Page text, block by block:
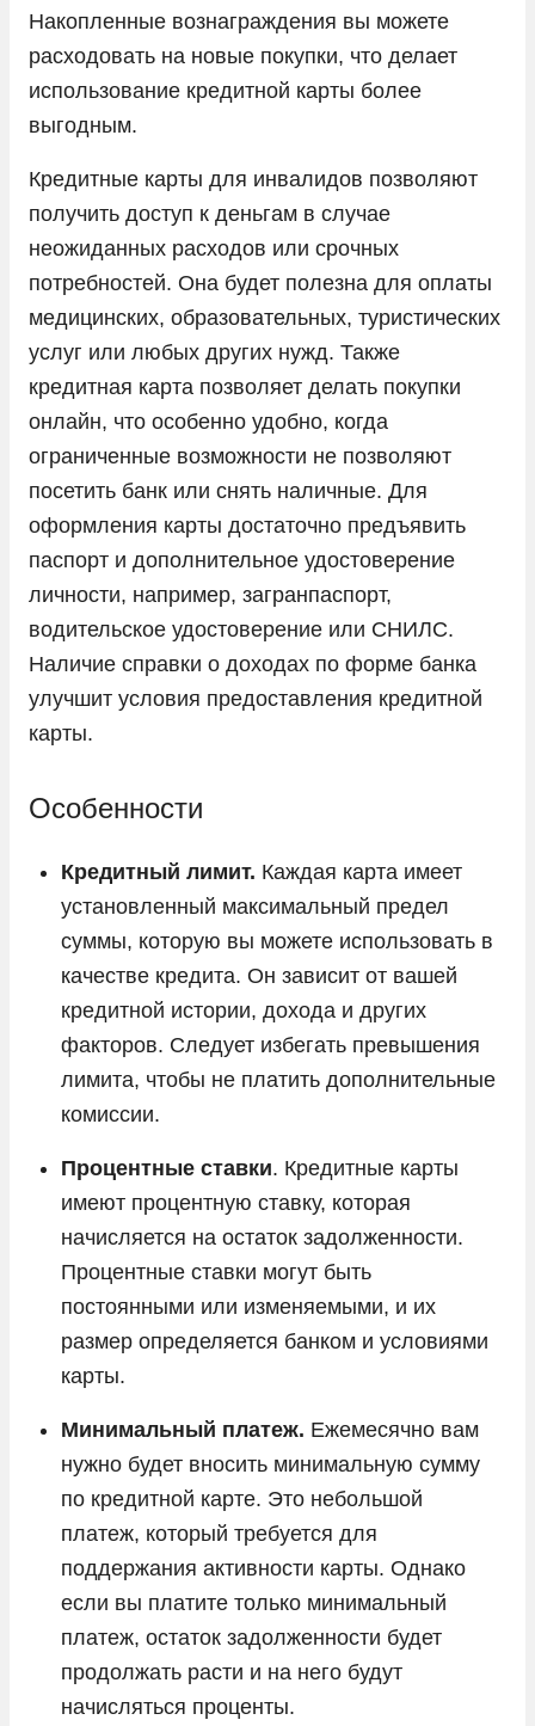
Накопленные вознаграждения вы можете
расходовать на новые покупки, что делает
использование кредитной карты более
выгодным.
Кредитные карты для инвалидов позволяют
получить доступ к деньгам в случае
неожиданных расходов или срочных
потребностей. Она будет полезна для оплаты
медицинских, образовательных, туристических
услуг или любых других нужд. Также
кредитная карта позволяет делать покупки
онлайн, что особенно удобно, когда
ограниченные возможности не позволяют
посетить банк или снять наличные. Для
оформления карты достаточно предъявить
паспорт и дополнительное удостоверение
личности, например, загранпаспорт,
водительское удостоверение или СНИЛС.
Наличие справки о доходах по форме банка
улучшит условия предоставления кредитной
карты.
Особенности
Кредитный лимит. Каждая карта имеет
установленный максимальный предел
суммы, которую вы можете использовать в
качестве кредита. Он зависит от вашей
кредитной истории, дохода и других
факторов. Следует избегать превышения
лимита, чтобы не платить дополнительные
комиссии.
Процентные ставки. Кредитные карты
имеют процентную ставку, которая
начисляется на остаток задолженности.
Процентные ставки могут быть
постоянными или изменяемыми, и их
размер определяется банком и условиями
карты.
Минимальный платеж. Ежемесячно вам
нужно будет вносить минимальную сумму
по кредитной карте. Это небольшой
платеж, который требуется для
поддержания активности карты. Однако
если вы платите только минимальный
платеж, остаток задолженности будет
продолжать расти и на него будут
начисляться проценты.